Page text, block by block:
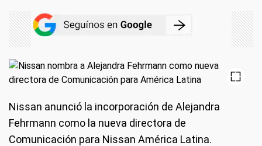
Nissan anunció la incorporación de Alejandra
Fehrmann como la nueva directora de
Comunicación para Nissan América Latina.